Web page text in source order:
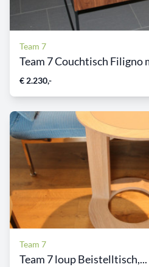
Team 7
Team 7 Couchtisch Filigno
€ 2.230,-
Team 7
Team 7 loup Beistelltisch,...